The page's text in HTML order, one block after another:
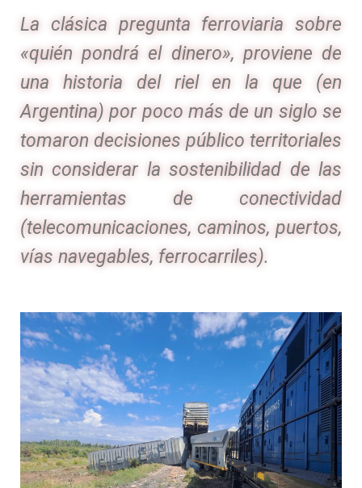
La clásica pregunta ferroviaria sobre
«quién pondrá el dinero», proviene de
una historia del riel en la que (en
Argentina) por poco más de un siglo se
tomaron decisiones público territoriales
sin considerar la sostenibilidad de las
herramientas de conectividad
(telecomunicaciones, caminos, puertos,
vías navegables, ferrocarriles).